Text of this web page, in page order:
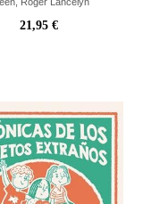
21,95 €